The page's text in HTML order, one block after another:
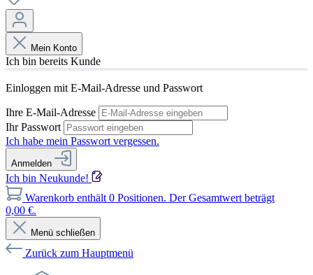
Mein Konto
Ich bin bereits Kunde
Einloggen mit E-Mail-Adresse und Passwort
Ihre E-Mail-Adresse
Ihr Passwort
Ich habe mein Passwort vergessen.
Anmelden
Ich bin Neukunde!
Warenkorb enthält 0 Positionen. Der Gesamtwert beträgt
0,00 €.
Menü schließen
Zurück zum Hauptmenü